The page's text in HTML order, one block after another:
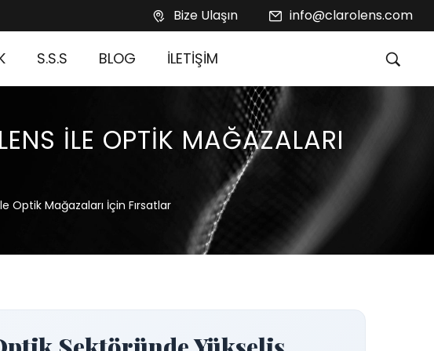
Bize Ulaşın info@clarolens.com
S.S.S BLOG İLETİŞİM
ILE OPTIK MAĞAZALARI
Optik Mağazaları İçin Fırsatlar